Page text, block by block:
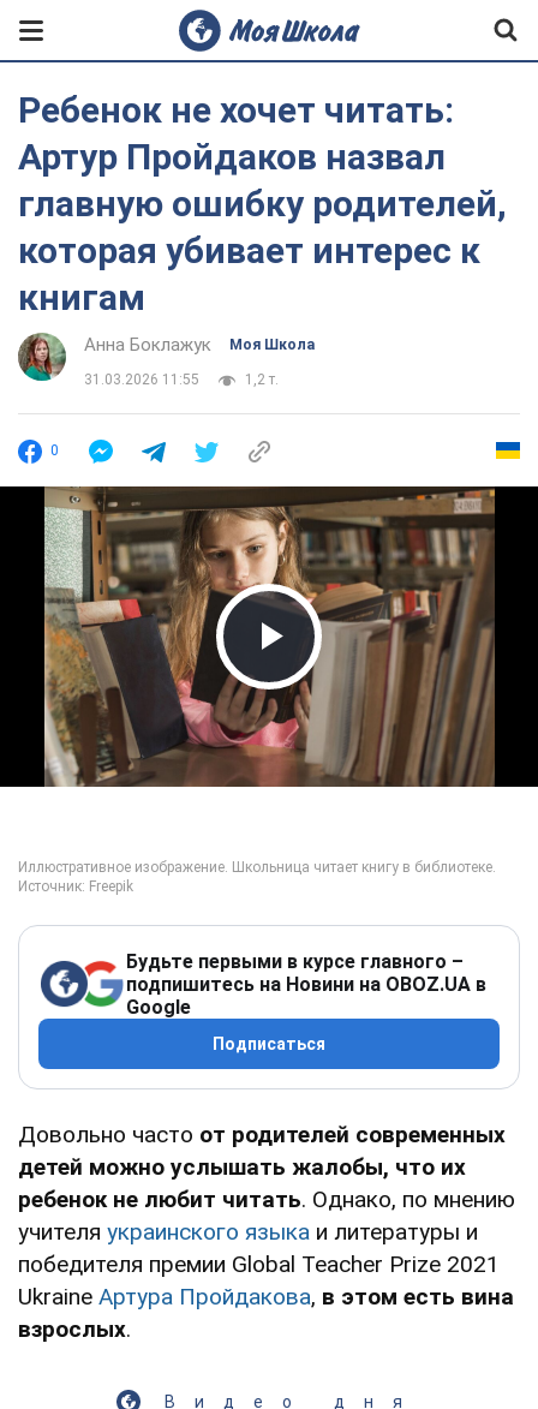
Ребенок не хочет читать:
Артур Пройдаков назвал
главную ошибку родителей,
которая убивает интерес к
книгам
Анна Боклажук Моя Школа
31.03.2026 11:55 1,2 т.
0
Play Video
Будьте первыми в курсе главного –
подпишитесь на Новини на OBOZ.UA в
Google
Подписаться
Довольно часто от родителей современных
детей можно услышать жалобы, что их
ребенок не любит читать. Однако, по мнению
учителя украинского языка и литературы и
победителя премии Global Teacher Prize 2021
Ukraine Артура Пройдакова, в этом есть вина
взрослых.
Видео дня